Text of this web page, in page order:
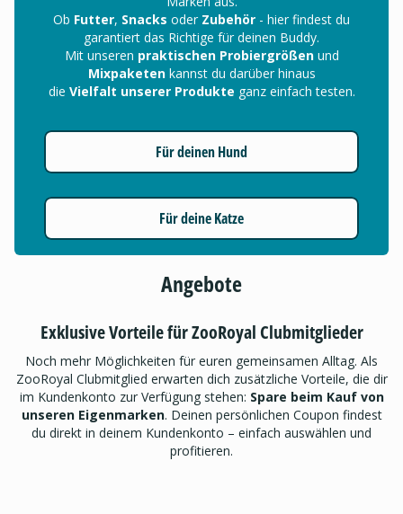
Ob Futter, Snacks oder Zubehör - hier findest du
garantiert das Richtige für deinen Buddy.
Mit unseren praktischen Probiergrößenund
Mixpaketen kannst du darüber hinaus
die Vielfalt unserer Produkte ganz einfach testen.
Für deinen Hund
Für deine Katze
Angebote
Exklusive Vorteile für ZooRoyal Clubmitglieder
Noch mehr Möglichkeiten für euren gemeinsamen Alltag. Als
ZooRoyal Clubmitglied erwarten dich zusätzliche Vorteile, die dir
im Kundenkonto zur Verfügung stehen: Spare beim Kauf von
unseren Eigenmarken. Deinen persönlichen Coupon findest
du direkt in deinem Kundenkonto – einfach auswählen und
profitieren.